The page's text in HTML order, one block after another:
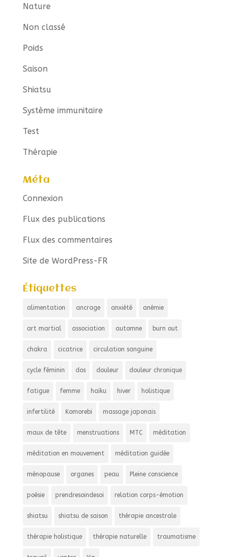
Nature
Non classé
Poids
Saison
Shiatsu
Système immunitaire
Test
Thérapie
Méta
Connexion
Flux des publications
Flux des commentaires
Site de WordPress-FR
Étiquettes
alimentation ancrage anxiété anémie
art martial association automne burn out
chakra cicatrice circulation sanguine
cycle féminin dos douleur douleur chronique
fatigue femme haïku hiver holistique
infertilité Komorebi massage japonais
maux de tête menstruations MTC méditation
méditation en mouvement méditation guidée
ménopause organes peau Pleine conscience
poésie prendresoindesoi relation corps-émotion
shiatsu shiatsu de saison thérapie ancestrale
thérapie holistique thérapie naturelle traumatisme